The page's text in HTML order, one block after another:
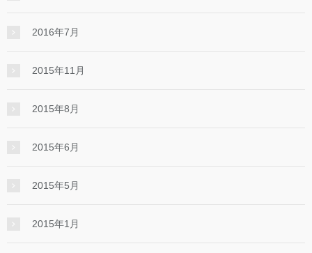
2016年7月
2015年11月
2015年8月
2015年6月
2015年5月
2015年1月